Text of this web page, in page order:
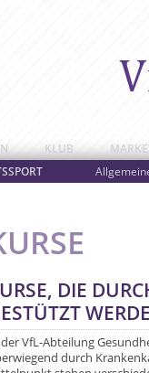
KLUB
DIE
VfL-Abteilung
durch